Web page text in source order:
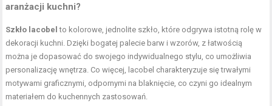
aranżacji kuchni?
Szkło lacobel to kolorowe, jednolite szkło, które odgrywa istotną rolę w
dekoracji kuchni. Dzięki bogatej palecie barw i wzorów, z łatwością
można je dopasować do swojego indywidualnego stylu, co umożliwia
personalizację wnętrza. Co więcej, lacobel charakteryzuje się trwałymi
motywami graficznymi, odpornymi na blaknięcie, co czyni go idealnym
materiałem do kuchennych zastosowań.